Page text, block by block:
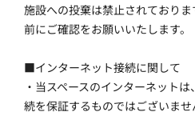
施設への投棄は禁止されており
前にご確認をお願いいたします。
■インターネット接続に関して
・当スペースのインターネット
続を保証するものではございませ